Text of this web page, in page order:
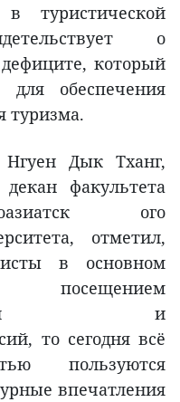
туристической
о
который
для обеспечения
туризма.
Дык Тханг,
факультета
ого
отметил,
в основном
посещением
и
то сегодня всё
пользуются
впечатления